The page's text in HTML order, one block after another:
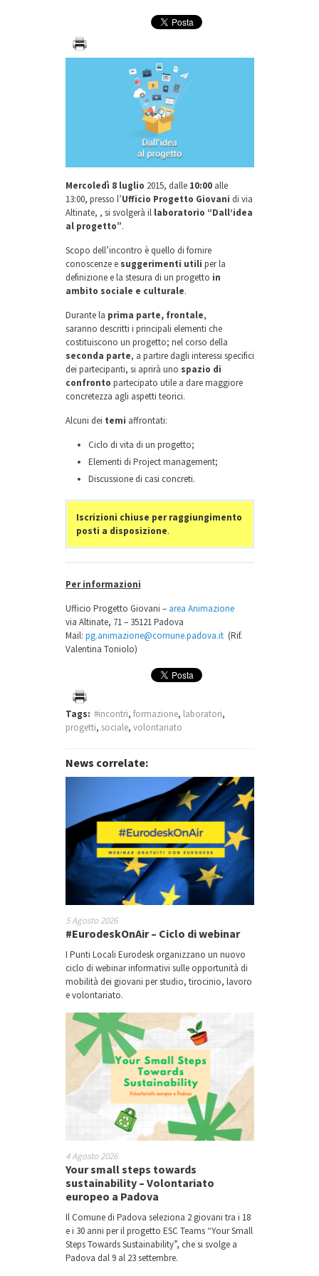
Mercoledì 8 luglio 2015, dalle 10:00alle
13:00, presso l’Ufficio Progetto Giovani di via
Altinate, , si svolgerà il laboratorio “Dall’idea
al progetto”.
Scopo dell’incontro è quello di fornire
conoscenze e suggerimenti utili per la
definizione e la stesura di un progetto in
ambito sociale e culturale.
Durante la prima parte, frontale,
saranno descritti i principali elementi che
costituiscono un progetto; nel corso della
seconda parte, a partire dagli interessi specifici
dei partecipanti, si aprirà uno spazio di
confronto partecipato utile a dare maggiore
concretezza agli aspetti teorici.
Alcuni dei temi affrontati:
Ciclo di vita di un progetto;
Elementi di Project management;
Discussione di casi concreti.
Iscrizioni chiuse per raggiungimento
posti a disposizione.
Per informazioni
Ufficio Progetto Giovani – area Animazione
via Altinate, 71 – 35121 Padova
Mail: pg.animazione@comune.padova.it(Rif.
Valentina Toniolo)
Tags: #incontri, formazione, laboratori,
progetti, sociale, volontariato
News correlate:
5 Agosto 2026
#EurodeskOnAir – Ciclo di webinar
I Punti Locali Eurodesk organizzano un nuovo
ciclo di webinar informativi sulle opportunità di
mobilità dei giovani per studio, tirocinio, lavoro
e volontariato.
4 Agosto 2026
Your small steps towards
sustainability – Volontariato
europeo a Padova
Il Comune di Padova seleziona 2 giovani tra i 18
e i 30 anni per il progetto ESC Teams “Your Small
Steps Towards Sustainability”, che si svolge a
Padova dal 9 al 23 settembre.